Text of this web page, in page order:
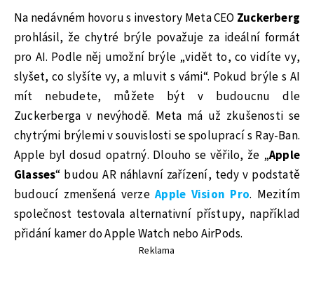
Na nedávném hovoru s investory Meta CEO Zuckerberg
prohlásil, že chytré brýle považuje za ideální formát
pro AI. Podle něj umožní brýle „vidět to, co vidíte vy,
slyšet, co slyšíte vy, a mluvit s vámi“. Pokud brýle s AI
mít nebudete, můžete být v budoucnu dle
Zuckerberga v nevýhodě. Meta má už zkušenosti se
chytrými brýlemi v souvislosti se spoluprací s Ray-Ban.
Apple byl dosud opatrný. Dlouho se věřilo, že „Apple
Glasses“ budou AR náhlavní zařízení, tedy v podstatě
budoucí zmenšená verzeApple Vision Pro. Mezitím
společnost testovala alternativní přístupy, například
přidání kamer do Apple Watch nebo AirPods.
Reklama